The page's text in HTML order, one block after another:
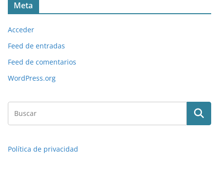
Meta
Acceder
Feed de entradas
Feed de comentarios
WordPress.org
Política de privacidad